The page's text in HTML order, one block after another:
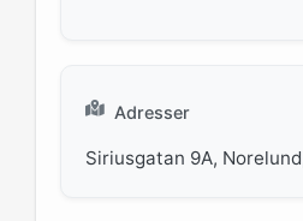
Adresser
Siriusgatan 9A,